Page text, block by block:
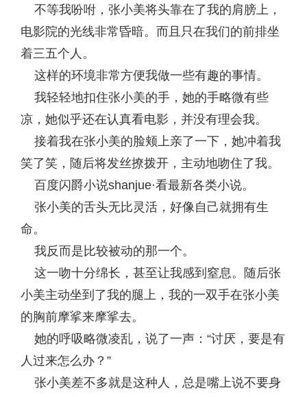
不等我吩咐，张小美将头靠在了我的肩膀上，
电影院的光线非常昏暗。而且只在我们的前排坐
着三五个人。
这样的环境非常方便我做一些有趣的事情。
我轻轻地扣住张小美的手，她的手略微有些
凉，她似乎还在认真看电影，并没有理会我。
接着我在张小美的脸颊上亲了一下，她冲着我
笑了笑，随后将发丝撩拨开，主动地吻住了我。
百度闪爵小说shanjue·看最新各类小说。
张小美的舌头无比灵活，好像自己就拥有生
命。
我反而是比较被动的那一个。
这一吻十分绵长，甚至让我感到窒息。随后张
小美主动坐到了我的腿上，我的一双手在张小美
的胸前摩挲来摩挲去。
她的呼吸略微凌乱，说了一声：“讨厌，要是有
人过来怎么办？”
张小美差不多就是这种人，总是嘴上说不要身